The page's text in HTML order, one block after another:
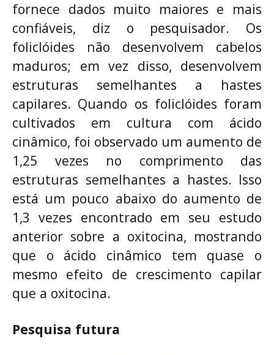
fornece dados muito maiores e mais
confiáveis, diz o pesquisador. Os
foliclóides não desenvolvem cabelos
maduros; em vez disso, desenvolvem
estruturas semelhantes a hastes
capilares. Quando os foliclóides foram
cultivados em cultura com ácido
cinâmico, foi observado um aumento de
1,25 vezes no comprimento das
estruturas semelhantes a hastes. Isso
está um pouco abaixo do aumento de
1,3 vezes encontrado em seu estudo
anterior sobre a oxitocina, mostrando
que o ácido cinâmico tem quase o
mesmo efeito de crescimento capilar
que a oxitocina.
Pesquisa futura